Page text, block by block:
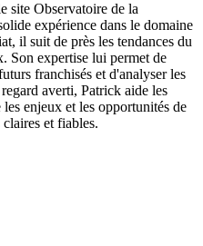
site Observatoire de la
expérience dans le domaine
il suit de près les tendances du
Son expertise lui permet de
franchisés et d'analyser les
averti, Patrick aide les
enjeux et les opportunités de
et fiables.